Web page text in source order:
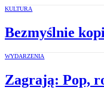
KULTURA
Bezmyślnie
WYDARZENIA
Zagrają: Pop,